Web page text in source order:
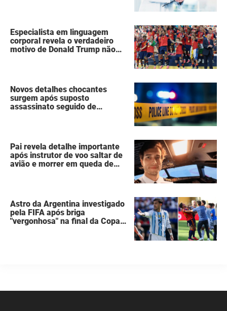
Especialista em linguagem
corporal revela o verdadeiro
motivo de Donald Trump não
Novos detalhes chocantes
surgem após suposto
assassinato seguido de
Pai revela detalhe importante
após instrutor de voo saltar de
avião e morrer em queda de
Astro da Argentina investigado
pela FIFA após briga
"vergonhosa" na final da Copa